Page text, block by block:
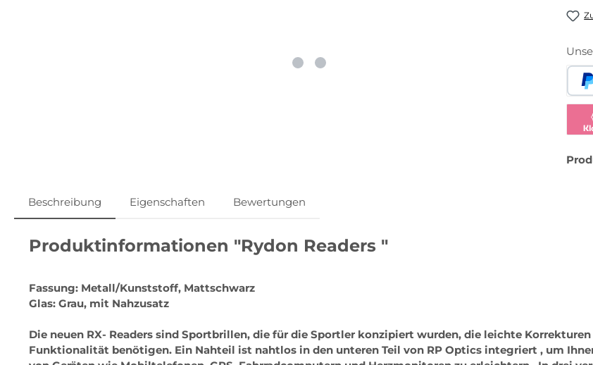
Beschreibung Eigenschaften Bewertungen
Produktinformationen "Rydon Readers "
Fassung: Metall/Kunststoff, Mattschwarz
Glas: Grau, mit Nahzusatz
Die neuen RX- Readers sind Sportbrillen, die für die Sportler konzipiert wurden, die leichte
Funktionalität benötigen. Ein Nahteil ist nahtlos in den unteren Teil von RP Optics integriert , um